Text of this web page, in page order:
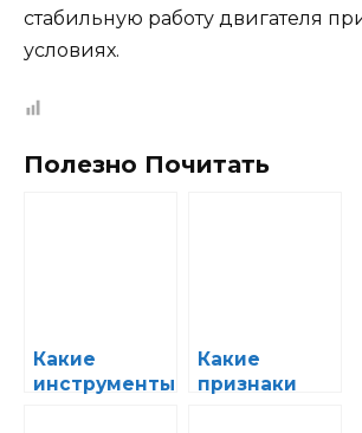
стабильную работу двигателя
условиях.
Полезно Почитать
Какие
инструменты
Какие
признаки